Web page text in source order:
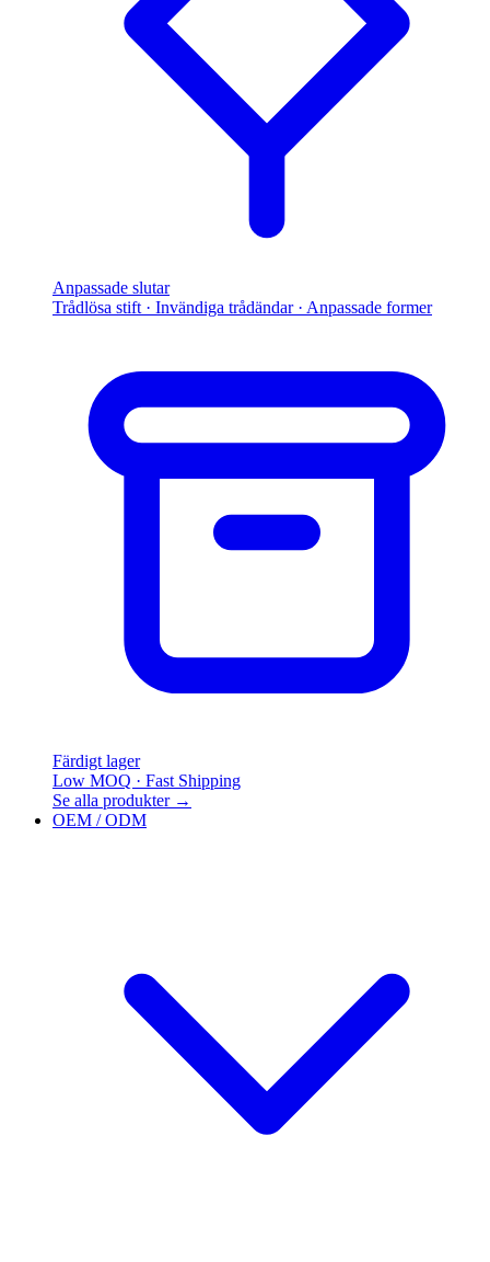
Anpassade slutar
Trådlösa stift · Invändiga trådändar · Anpassade former
Färdigt lager
Low MOQ · Fast Shipping
Se alla produkter →
OEM / ODM